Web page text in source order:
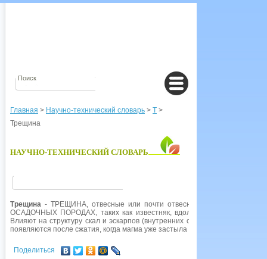
Главная > Научно-технический словарь > Т >
Трещина
НАУЧНО-ТЕХНИЧЕСКИЙ СЛОВАРЬ
Трещина - ТРЕЩИНА, отвесные или почти отвесные расселины в
ОСАДОЧНЫХ ПОРОДАХ, таких как известняк, вдоль слабых мест,
Влияют на структуру скал и эскарпов (внутренних отлогостей). В
появляются после сжатия, когда магма уже застыла и охладилась.
Поделиться